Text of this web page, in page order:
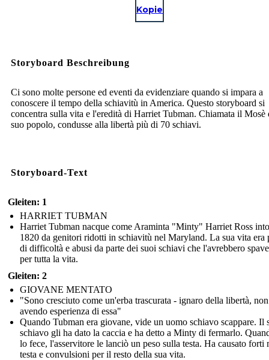
Kopie
Storyboard Beschreibung
Ci sono molte persone ed eventi da evidenziare quando si impara a
conoscere il tempo della schiavitù in America. Questo storyboard si
concentra sulla vita e l'eredità di Harriet Tubman. Chiamata il Mosè
suo popolo, condusse alla libertà più di 70 schiavi.
Storyboard-Text
Gleiten: 1
HARRIET TUBMAN
Harriet Tubman nacque come Araminta "Minty" Harriet Ross
1820 da genitori ridotti in schiavitù nel Maryland. La sua vita era
di difficoltà e abusi da parte dei suoi schiavi che l'avrebbero
per tutta la vita.
Gleiten: 2
GIOVANE MENTATO
"Sono cresciuto come un'erba trascurata - ignaro della libertà, non
avendo esperienza di essa"
Quando Tubman era giovane, vide un uomo schiavo scappare. Il
schiavo gli ha dato la caccia e ha detto a Minty di fermarlo.
lo fece, l'asservitore le lanciò un peso sulla testa. Ha causato forti
testa e convulsioni per il resto della sua vita.